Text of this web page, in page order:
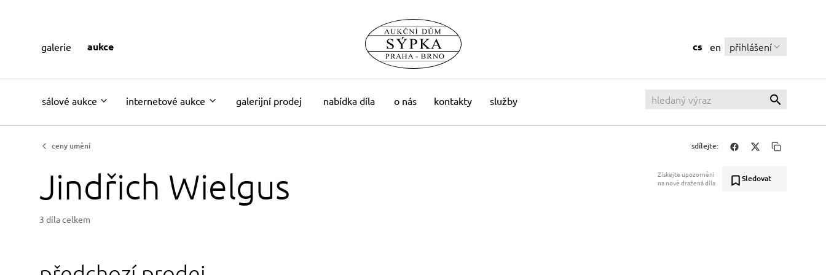
sálové aukce internetové aukce galerijní prodej nabídka díla o nás kontakty služby
cs en přihlášení
galerie aukce
ceny umění sdílejte:
Jindřich Wielgus
Získejte upozornění
na nově dražená díla
Sledovat
3 díla celkem